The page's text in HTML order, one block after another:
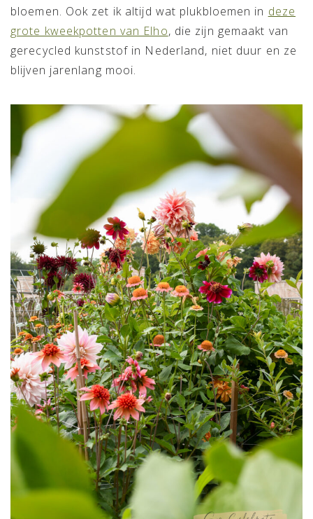
bloemen. Ook zet ik altijd wat plukbloemen in deze
grote kweekpotten van Elho, die zijn gemaakt van
gerecycled kunststof in Nederland, niet duur en ze
blijven jarenlang mooi.